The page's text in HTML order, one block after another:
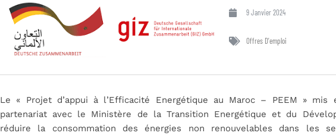
9 Janvier 2024
Offres D'emploi
Le « Projet d’appui à l’Efficacité Energétique au Maroc – PEEM »
partenariat avec le Ministère de la Transition Energétique et du
réduire la consommation des énergies non renouvelables dans les